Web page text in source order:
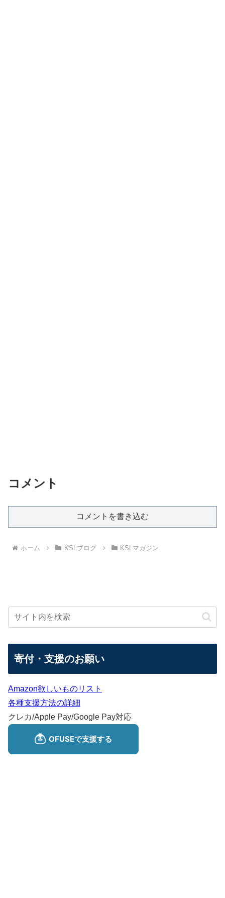
コメント
コメントを書き込む
ホーム KSLブログ KSLマガジン
寄付・支援のお願い
Amazon欲しいものリスト
各種支援方法の詳細
クレカ/Apple Pay/Google Pay対応